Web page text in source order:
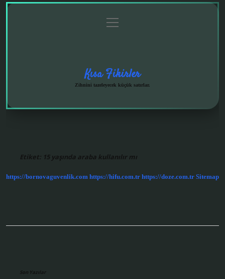
menüyü
aç
Kısa Fikirler
Zihnini tazeleyecek küçük satırlar.
Etiket: 15 yaşında araba kullanılır mı
https://bornovaguvenlik.com https://hifu.com.tr https://doze.com.tr Sitemap
Son Yazılar